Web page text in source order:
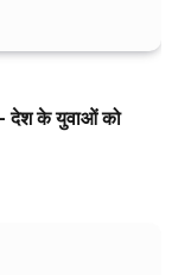
देश के युवाओं को